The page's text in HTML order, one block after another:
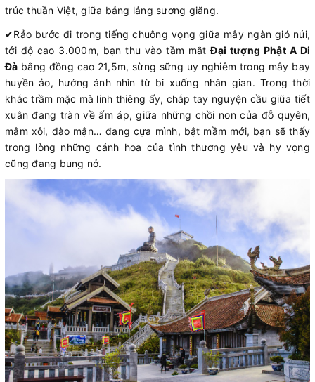
trúc thuần Việt, giữa bảng lảng sương giăng.
✔Rảo bước đi trong tiếng chuông vọng giữa mây ngàn gió núi,
tới độ cao 3.000m, bạn thu vào tầm mắtĐại tượng Phật A Di
Đà bằng đồng cao 21,5m, sừng sững uy nghiêm trong mây bay
huyền ảo, hướng ánh nhìn từ bi xuống nhân gian. Trong thời
khắc trầm mặc mà linh thiêng ấy, chắp tay nguyện cầu giữa tiết
xuân đang tràn về ấm áp, giữa những chồi non của đỗ quyên,
mâm xôi, đào mận… đang cựa mình, bật mầm mới, bạn sẽ thấy
trong lòng những cánh hoa của tình thương yêu và hy vọng
cũng đang bung nở.